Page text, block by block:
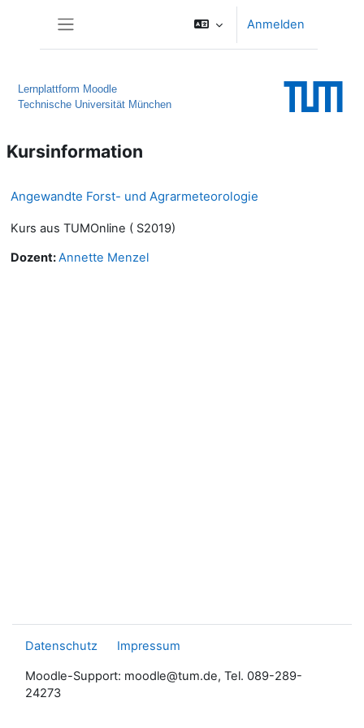
Anmelden
Lernplattform Moodle
Technische Universität München
Kursinformation
Angewandte Forst- und Agrarmeteorologie
Kurs aus TUMOnline ( S2019)
Dozent:Annette Menzel
Datenschutz Impressum
Moodle-Support: moodle@tum.de, Tel. 089-289-
24273